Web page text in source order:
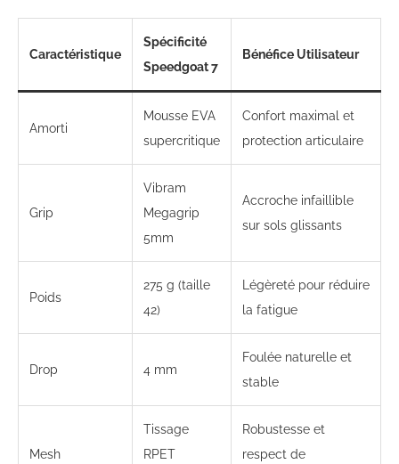
Caractéristique
Spécificité
Speedgoat 7
Bénéfice Utilisateur
Amorti
Mousse EVA
supercritique
Confort maximal et
protection articulaire
Grip
Vibram
Megagrip
5mm
Accroche infaillible
sur sols glissants
Poids
275 g (taille
42)
Légèreté pour réduire
la fatigue
Drop 4 mm
Foulée naturelle et
stable
Mesh
Tissage
RPET
Robustesse et
respect de